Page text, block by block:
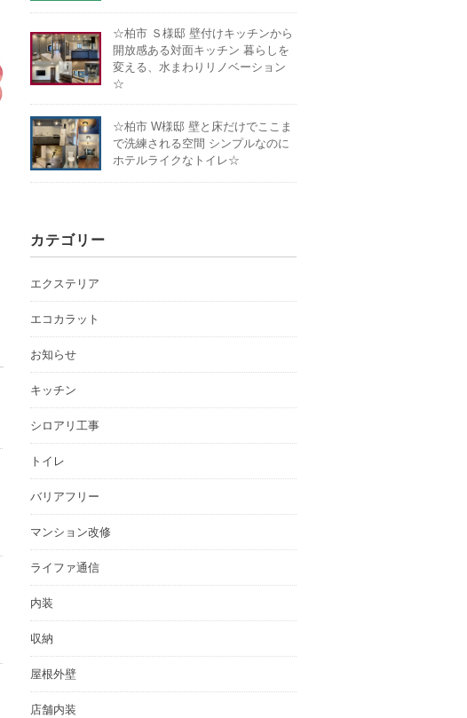
☆柏市 Ｓ様邸 壁付けキッチンから
開放感ある対面キッチン 暮らしを
変える、水まわりリノベーション
☆
☆柏市 W様邸 壁と床だけでここま
で洗練される空間 シンプルなのに
ホテルライクなトイレ☆
カテゴリー
エクステリア
エコカラット
お知らせ
キッチン
シロアリ工事
トイレ
バリアフリー
マンション改修
ライファ通信
内装
収納
屋根外壁
店舗内装